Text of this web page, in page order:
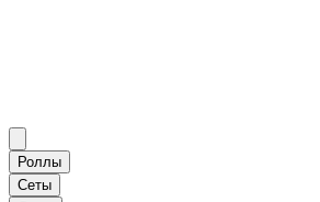
Роллы
Сеты